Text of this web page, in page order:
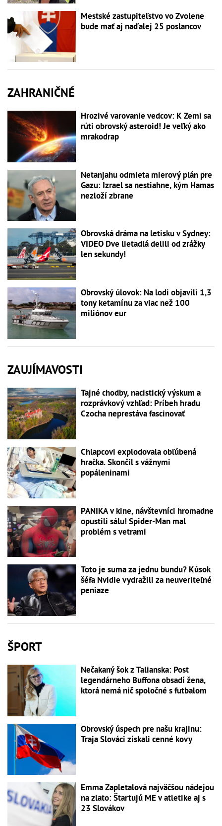
Mestské zastupiteľstvo vo Zvolene
bude mať aj naďalej 25 poslancov
ZAHRANIČNÉ
Hrozivé varovanie vedcov: K Zemi sa
rúti obrovský asteroid! Je veľký ako
mrakodrap
Netanjahu odmieta mierový plán pre
Gazu: Izrael sa nestiahne, kým Hamas
nezloží zbrane
Obrovská dráma na letisku v Sydney:
VIDEO Dve lietadlá delili od zrážky
len sekundy!
Obrovský úlovok: Na lodi objavili 1,3
tony ketamínu za viac než 100
miliónov eur
ZAUJÍMAVOSTI
Tajné chodby, nacistický výskum a
rozprávkový vzhľad: Príbeh hradu
Czocha neprestáva fascinovať
Chlapcovi explodovala obľúbená
hračka. Skončil s vážnymi
popáleninami
PANIKA v kine, návštevníci hromadne
opustili sálu! Spider-Man mal
problém s vetrami
Toto je suma za jednu bundu? Kúsok
šéfa Nvidie vydražili za neuveriteľné
peniaze
ŠPORT
Nečakaný šok z Talianska: Post
legendárneho Buffona obsadí žena,
ktorá nemá nič spoločné s futbalom
Obrovský úspech pre našu krajinu:
Traja Slováci získali cenné kovy
Emma Zapletalová najväčšou nádejou
na zlato: Štartujú ME v atletike aj s
23 Slovákov